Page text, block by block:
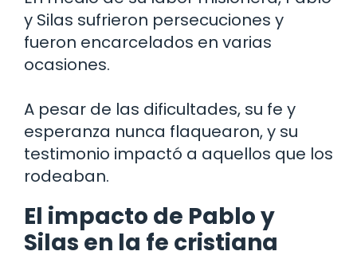
y Silas sufrieron persecuciones y
fueron encarcelados en varias
ocasiones.
A pesar de las dificultades, su fe y
esperanza nunca flaquearon, y su
testimonio impactó a aquellos que los
rodeaban.
El impacto de Pablo y
Silas en la fe cristiana